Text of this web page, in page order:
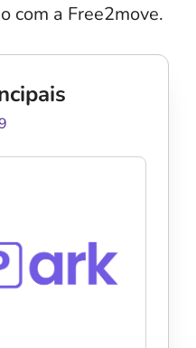
com a Free2move.